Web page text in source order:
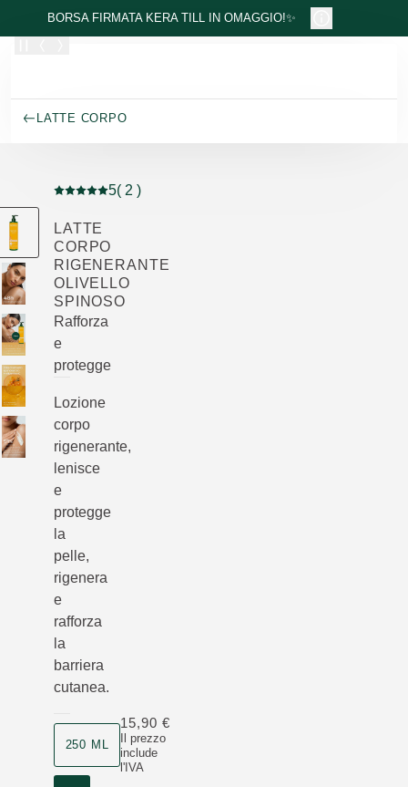
Passa al contenuto principale
BORSA FIRMATA KERA TILL IN OMAGGIO!✨
LATTE CORPO
Valutazione attuale: 5 su 5 stelle recensito da 2
5( 2 )
LATTE
CORPO
RIGENERANTE
OLIVELLO
SPINOSO
Rafforza
e
protegge
Lozione
corpo
rigenerante,
lenisce
e
protegge
la
pelle,
rigenera
e
rafforza
la
barriera
cutanea.
250 ML
Il prezzo
include
l'IVA
15,90 €